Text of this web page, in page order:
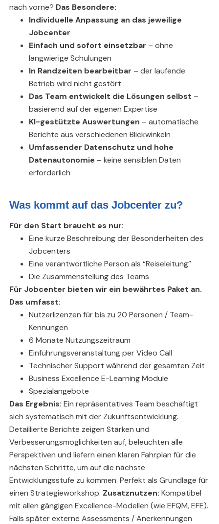
nach vorne? Das Besondere:
Individuelle Anpassung an das jeweilige
Jobcenter
Einfach und sofort einsetzbar – ohne
langwierige Schulungen
In Randzeiten bearbeitbar – der laufende
Betrieb wird nicht gestört
Das Team entwickelt die Lösungen selbst –
basierend auf der eigenen Expertise
KI-gestützte Auswertungen – automatische
Berichte aus verschiedenen Blickwinkeln
Umfassender Datenschutz und hohe
Datenautonomie – keine sensiblen Daten
erforderlich
Was kommt auf das Jobcenter zu?
Für den Start braucht es nur:
Eine kurze Beschreibung der Besonderheiten des
Jobcenters
Eine verantwortliche Person als “Reiseleitung”
Die Zusammenstellung des Teams
Für Jobcenter bieten wir ein bewährtes Paket an.
Das umfasst:
Nutzerlizenzen für bis zu 20 Personen / Team-
Kennungen
6 Monate Nutzungszeitraum
Einführungsveranstaltung per Video Call
Technischer Support während der gesamten Zeit
Business Excellence E-Learning Module
Spezialangebote
Das Ergebnis: Ein repräsentatives Team beschäftigt
sich systematisch mit der Zukunftsentwicklung.
Detaillierte Berichte zeigen Stärken und
Verbesserungsmöglichkeiten auf, beleuchten alle
Perspektiven und liefern einen klaren Fahrplan für die
nächsten Schritte, um auf die nächste
Entwicklungsstufe zu kommen. Perfekt als Grundlage für
einen Strategieworkshop. Zusatznutzen: Kompatibel
mit allen gängigen Excellence-Modellen (wie EFQM, EFE).
Falls später externe Assessments / Anerkennungen